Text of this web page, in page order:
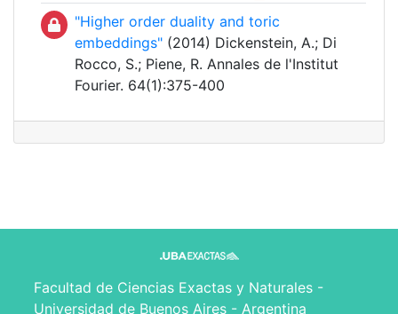
"Higher order duality and toric
embeddings" (2014) Dickenstein, A.; Di
Rocco, S.; Piene, R. Annales de l'Institut
Fourier. 64(1):375-400
Facultad de Ciencias Exactas y Naturales -
Universidad de Buenos Aires - Argentina